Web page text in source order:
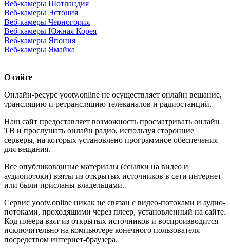
Веб-камеры Шотландия
Веб-камеры Эстония
Веб-камеры Черногория
Веб-камеры Южная Корея
Веб-камеры Япония
Веб-камеры Ямайка
О сайте
Онлайн-ресурс yootv.online не осуществляет онлайн вещание,
трансляцию и ретрансляцию телеканалов и радиостанций.
Наш сайт предоставляет возможность просматривать онлайн
ТВ и прослушать онлайн радио, используя сторонние
серверы, на которых установлено программное обеспечения
для вещания.
Все опубликованные материалы (ссылки на видео и
аудиопотоки) взяты из открытых источников в сети интернет
или были присланы владельцами.
Сервис yootv.online никак не связан с видео-потоками и аудио-
потоками, проходящими через плеер, установленный на сайте.
Код плеера взят из открытых источников и воспроизводится
исключительно на компьютере конечного пользователя
посредством интернет-браузера.